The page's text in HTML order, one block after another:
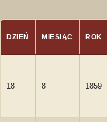
DZIEŃ MIESIĄC ROK
18 8 1859